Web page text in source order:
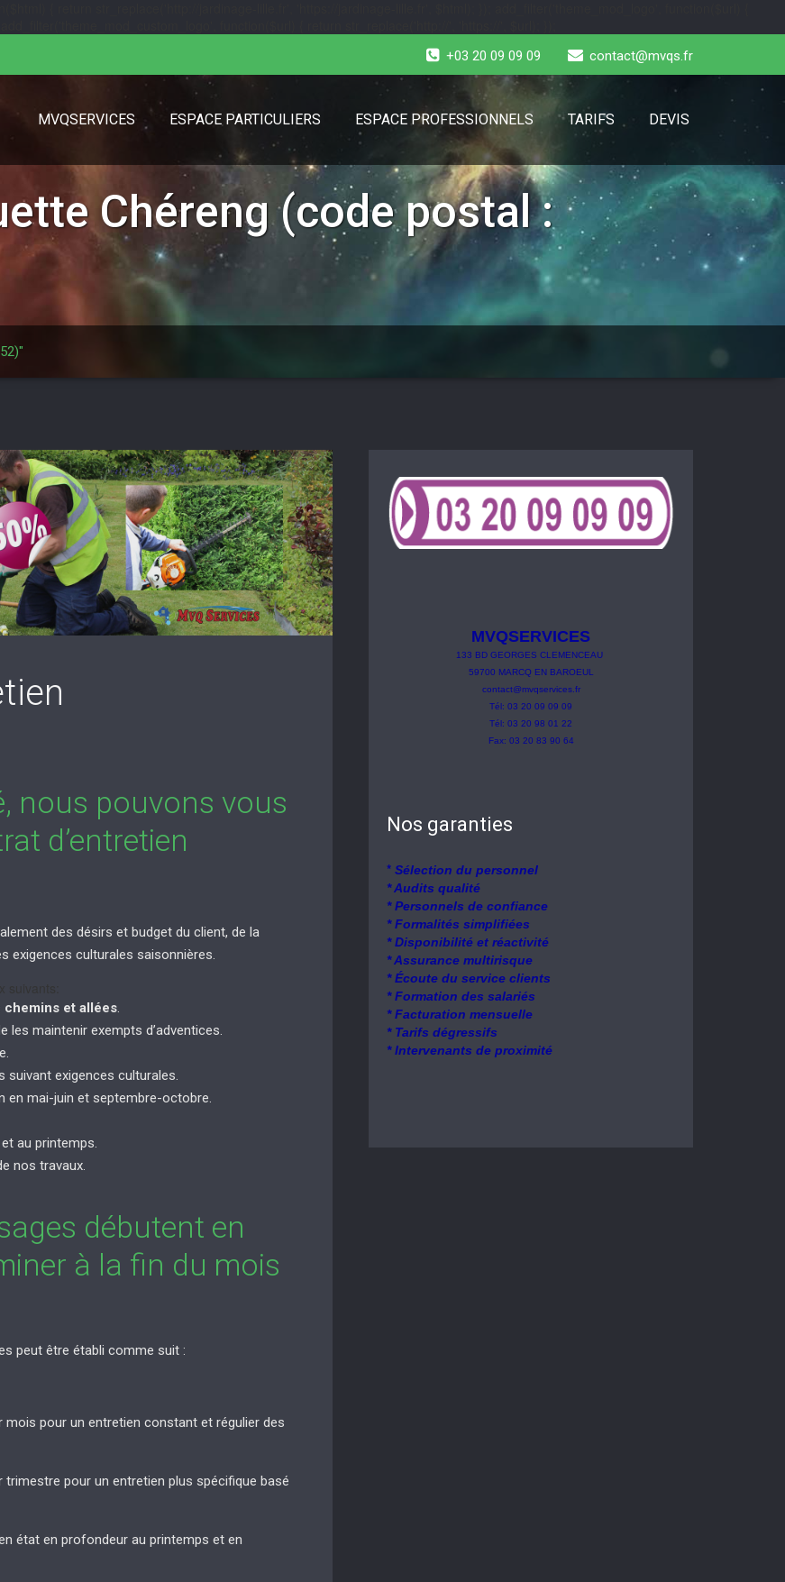
+03 20 09 09 09 contact@mvqs.fr
MVQSERVICES ESPACE PARTICULIERS ESPACE PROFESSIONNELS TARIFS DEVIS
Chéreng (code postal :
nous pouvons vous
d’entretien
des désirs et budget du client, de la
exigences culturales saisonnières.
chemins et allées.
les maintenir exempts d’adventices.
exigences culturales.
en mai-juin et septembre-octobre.
au printemps.
nos travaux.
débutent en
à la fin du mois
peut être établi comme suit :
mois pour un entretien constant et régulier des
trimestre pour un entretien plus spécifique basé
état en profondeur au printemps et en
MVQSERVICES
133 BD GEORGES CLEMENCEAU
59700 MARCQ EN BAROEUL
contact@mvqservices.fr
Tél: 03 20 09 09 09
Tél: 03 20 98 01 22
Fax: 03 20 83 90 64
Nos garanties
* Sélection du personnel
* Audits qualité
* Personnels de confiance
* Formalités simplifiées
* Disponibilité et réactivité
* Assurance multirisque
* Écoute du service clients
* Formation des salariés
* Facturation mensuelle
* Tarifs dégressifs
* Intervenants de proximité